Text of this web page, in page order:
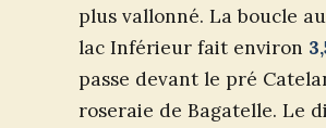
plus vallonné. La boucle
lac Inférieur fait environ
passe devant le pré
roseraie de Bagatelle. Le